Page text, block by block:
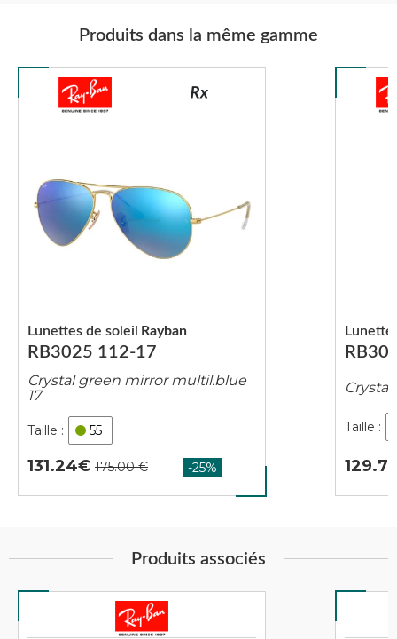
Produits dans la même gamme
RB3025 112-17
Lunettes de soleil Rayban
Crystal green mirror multil.blue
17
55
131.24
Produits associés